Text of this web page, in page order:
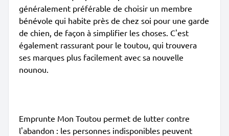
généralement préférable de choisir un membre
bénévole qui habite près de chez soi pour une garde
de chien, de façon à simplifier les choses. C'est
également rassurant pour le toutou, qui trouvera
ses marques plus facilement avec sa nouvelle
nounou.
Emprunte Mon Toutou permet de lutter contre
l'abandon : les personnes indisponibles peuvent